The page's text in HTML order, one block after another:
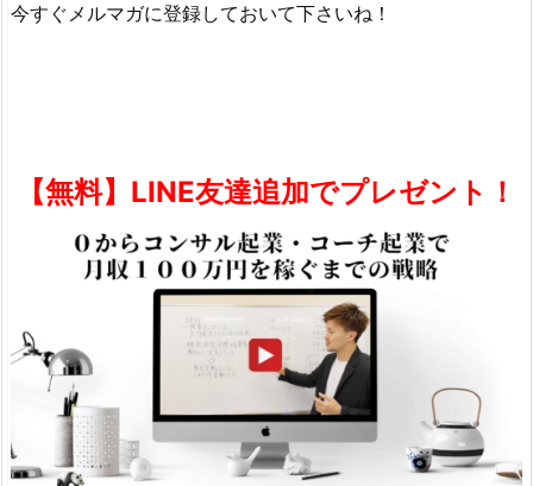
今すぐメルマガに登録しておいて下さいね！
【無料】LINE友達追加でプレゼント！